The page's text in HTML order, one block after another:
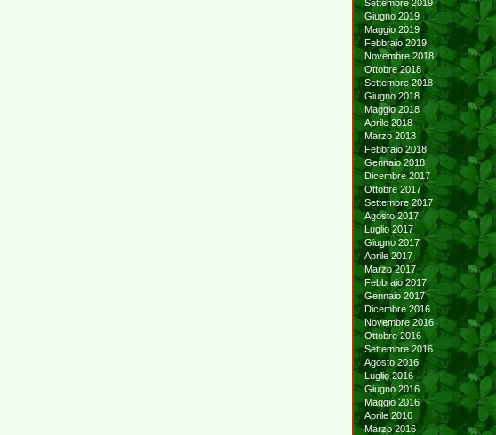
Settembre 2019
Giugno 2019
Maggio 2019
Febbraio 2019
Novembre 2018
Ottobre 2018
Settembre 2018
Giugno 2018
Maggio 2018
Aprile 2018
Marzo 2018
Febbraio 2018
Gennaio 2018
Dicembre 2017
Ottobre 2017
Settembre 2017
Agosto 2017
Luglio 2017
Giugno 2017
Aprile 2017
Marzo 2017
Febbraio 2017
Gennaio 2017
Dicembre 2016
Novembre 2016
Ottobre 2016
Settembre 2016
Agosto 2016
Luglio 2016
Giugno 2016
Maggio 2016
Aprile 2016
Marzo 2016